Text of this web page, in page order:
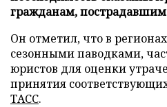
гражданам, пострадавшим
Он отметил, что в
сезонными паводками,
юристов для оценки
принятия
ТАСС.